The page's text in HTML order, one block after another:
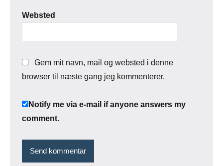
Websted
Gem mit navn, mail og websted i denne
browser til næste gang jeg kommenterer.
Notify me via e-mail if anyone answers my
comment.